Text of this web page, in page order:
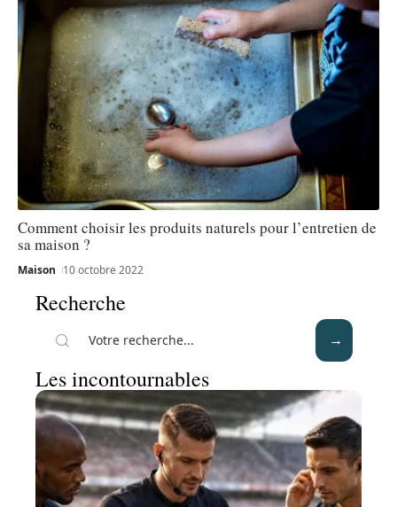
Comment choisir les produits naturels pour l’entretien de
sa maison ?
Maison 10 octobre 2022
Recherche
Les incontournables